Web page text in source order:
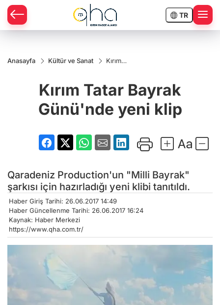
TR
Anasayfa Kültür ve Sanat
Kırım
Günü'nde
yeni klip
Kırım Tatar Bayrak
Günü'nde yeni klip
Qaradeniz Production'un "Milli Bayrak"
şarkısı için hazırladığı yeni klibi tanıtıldı.
Haber Giriş Tarihi: 26.06.2017 14:49
Haber Güncellenme Tarihi: 26.06.2017 16:24
Kaynak: Haber Merkezi
https://www.qha.com.tr/